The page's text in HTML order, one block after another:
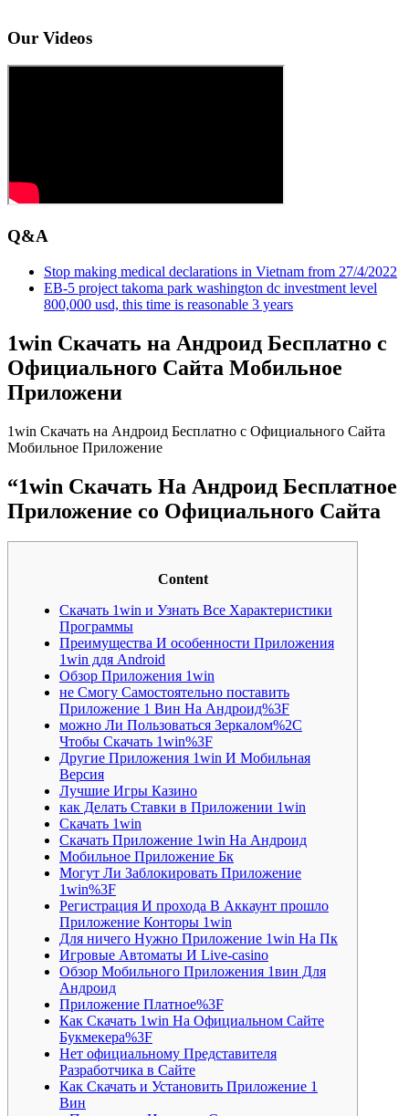
Our Videos
Q&A
Stop making medical declarations in Vietnam from 27/4/2022
EB-5 project takoma park washington dc investment level
800,000 usd, this time is reasonable 3 years
1win Скачать на Андроид Бесплатно с
Официального Сайта Мобильное
Приложени
1win Скачать на Андроид Бесплатно с Официального Сайта
Мобильное Приложение
“1win Скачать На Андроид Бесплатное
Приложение со Официального Сайта
Content
Скачать 1win и Узнать Все Характеристики
Программы
Преимущества И особенности Приложения
1win ддя Android
Обзор Приложения 1win
не Смогу Самостоятельно поставить
Приложение 1 Вин На Андроид%3F
можно Ли Пользоваться Зеркалом%2C
Чтобы Скачать 1win%3F
Другие Приложения 1win И Мобильная
Версия
Лучшие Игры Казино
как Делать Ставки в Приложении 1win
Скачать 1win
Скачать Приложение 1win На Андроид
Мобильное Приложение Бк
Могут Ли Заблокировать Приложение
1win%3F
Регистрация И прохода В Аккаунт прошло
Приложение Конторы 1win
Для ничего Нужно Приложение 1win На Пк
Игровые Автоматы И Live-casino
Обзор Мобильного Приложения 1вин Для
Андроид
Приложение Платное%3F
Как Скачать 1win На Официальном Сайте
Букмекера%3F
Нет официальному Представителя
Разработчика в Сайте
Как Скачать и Установить Приложение 1
Вин